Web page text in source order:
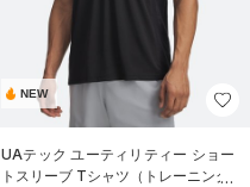
NEW
UAテック ユーティリティー ショー
トスリーブ Tシャツ（トレーニング/